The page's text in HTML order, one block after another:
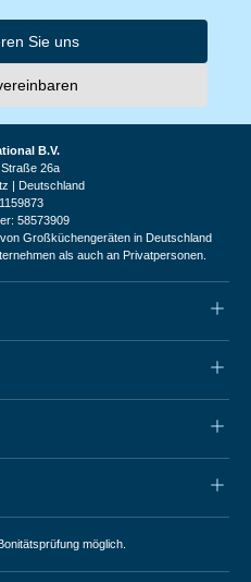
Sie uns
B.V.
26a
| Deutschland
58573909
Großküchengeräten in Deutschland
als auch an Privatpersonen.
möglich.